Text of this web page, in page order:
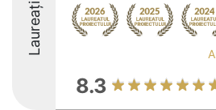
Laureați
8.3